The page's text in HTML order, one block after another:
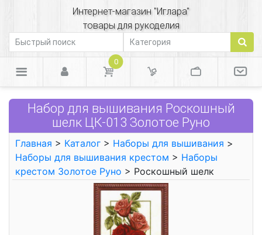
Интернет-магазин "Иглара"
товары для рукоделия
0
Набор для вышивания Роскошный
шелк ЦК-013 Золотое Руно
Главная > Каталог > Наборы для вышивания >
Наборы для вышивания крестом > Наборы
крестом Золотое Руно > Роскошный шелк